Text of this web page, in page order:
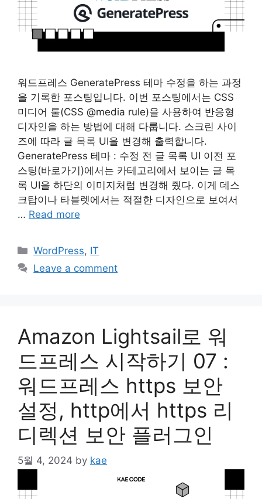
워드프레스 GeneratePress 테마 수정을 하는 과정
을 기록한 포스팅입니다. 이번 포스팅에서는 CSS
미디어 룰(CSS @media rule)을 사용하여 반응형
디자인을 하는 방법에 대해 다룹니다. 스크린 사이
즈에 따라 글 목록 UI을 변경해 출력합니다.
GeneratePress 테마 : 수정 전 글 목록 UI 이전 포
스팅(바로가기)에서는 카테고리에서 보이는 글 목
록 UI을 하단의 이미지처럼 변경해 줬다. 이게 데스
크탑이나 타블렛에서는 적절한 디자인으로 보여서
… Read more
Categories
WordPress, IT
Leave a comment
Amazon Lightsail로 워
드프레스 시작하기 07 :
워드프레스 https 보안
설정, http에서 https 리
디렉션 보안 플러그인
5월 4, 2024 by kae